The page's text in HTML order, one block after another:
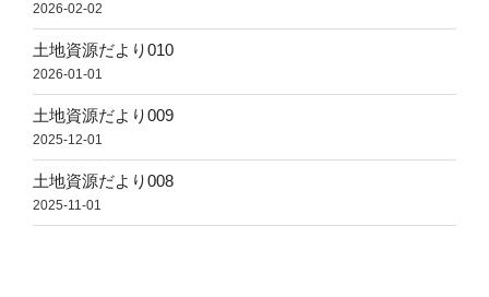
2026-02-02
土地資源だより010
2026-01-01
土地資源だより009
2025-12-01
土地資源だより008
2025-11-01